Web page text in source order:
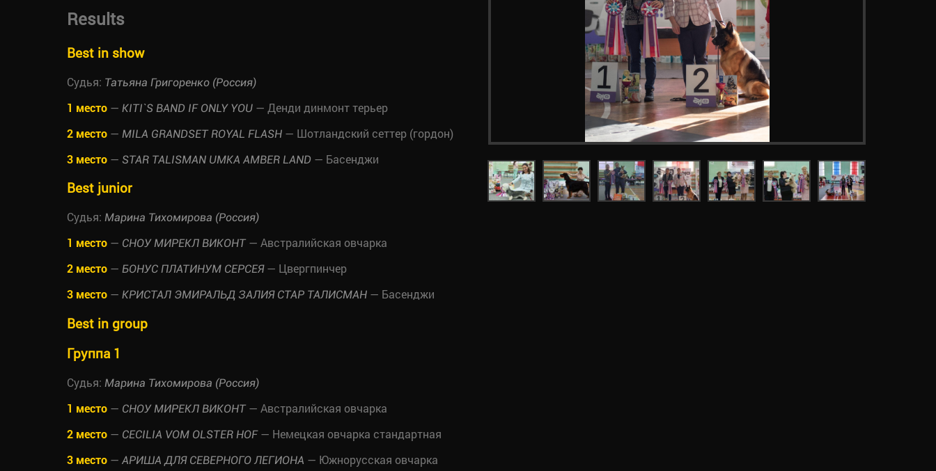
Results
Best in show
Судья: Татьяна Григоренко (Россия)
1 место — KITI`S BAND IF ONLY YOU — Денди динмонт терьер
2 место — MILA GRANDSET ROYAL FLASH — Шотландский сеттер (гордон)
3 место — STAR TALISMAN UMKA AMBER LAND — Басенджи
Best junior
Судья: Марина Тихомирова (Россия)
1 место — СНОУ МИРЕКЛ ВИКОНТ — Австралийская овчарка
2 место — БОНУС ПЛАТИНУМ СЕРСЕЯ— Цвергпинчер
3 место — КРИСТАЛ ЭМИРАЛЬД ЗАЛИЯ СТАР ТАЛИСМАН — Басенджи
Best in group
Группа 1
Судья: Марина Тихомирова (Россия)
1 место — СНОУ МИРЕКЛ ВИКОНТ — Австралийская овчарка
2 место — CECILIA VOM OLSTER HOF— Немецкая овчарка стандартная
3 место — АРИША ДЛЯ СЕВЕРНОГО ЛЕГИОНА — Южнорусская овчарка